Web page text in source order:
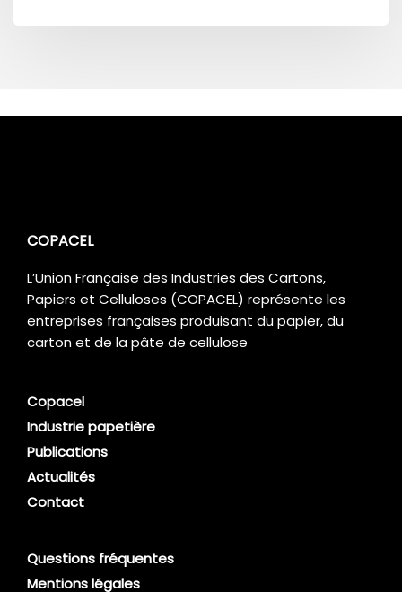
COPACEL
L’Union Française des Industries des Cartons,
Papiers et Celluloses (COPACEL) représente les
entreprises françaises produisant du papier, du
carton et de la pâte de cellulose
Copacel
Industrie papetière
Publications
Actualités
Contact
Questions fréquentes
Mentions légales